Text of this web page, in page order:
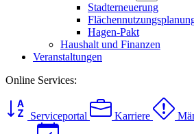
Stadterneuerung
Hagen-Pakt
Haushalt und Finanzen
Veranstaltungen
Online Services:
Serviceportal Karriere